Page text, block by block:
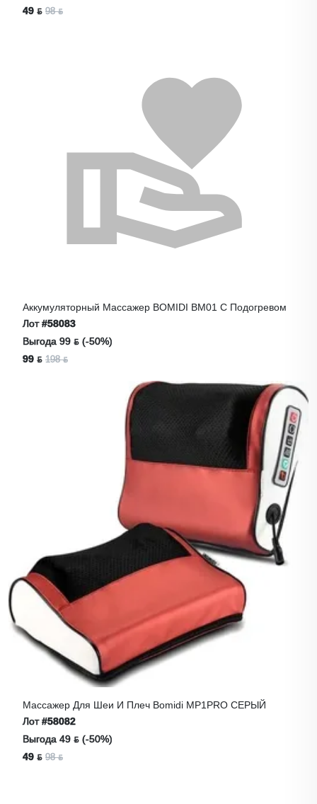
49 ƃ 98 ƃ
Аккумуляторный Массажер BOMIDI BM01 С Подогревом
Лот#58083
Выгода 99 ƃ (-50%)
99 ƃ 198 ƃ
Массажер Для Шеи И Плеч Bomidi MP1PRO СЕРЫЙ
Лот#58082
Выгода 49 ƃ (-50%)
49 ƃ 98 ƃ